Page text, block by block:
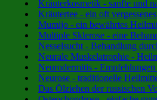
Kräuterkosmetik - sanfte und
Kräutertee - ein oft
Mumijo - ein bewährtes
Multiple Sklerose - eine
Nesselsucht - Behandlung
Neurale Muskelatrophie -
Neurodermitis -
Neurose - traditionelle
Das Ölziehen der russischen